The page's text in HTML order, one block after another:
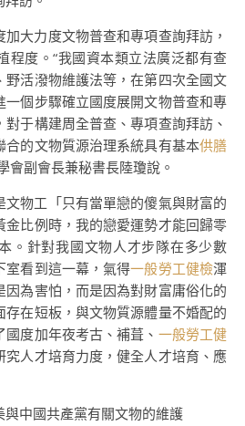
大力度文物普查和專項查詢拜訪，
程度。“我國資本類立法廣泛都有查
野活潑物維護法等，在第四次全國文
一個步驟確立國度展開文物普查和專
于構建周全普查、專項查詢拜訪、
合的文物質源治理系統具有基本供膳
會副會長兼秘書長陸瓊說。
文物工「只有當單戀的傻氣與財富的
金比例時，我的戀愛運勢才能回歸零
。針對我國文物人才步隊在多少數
室看到這一幕，氣得一般勞工健檢渾
因為害怕，而是因為對財富庸俗化的
在短板，與文物質源體量不婚配的
度加年夜考古、補葺、 一般勞工健
究人才培育力度，健全人才培育、應
中國共產黨有關文物的維護